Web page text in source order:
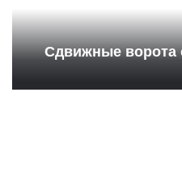
Сдвижные ворота